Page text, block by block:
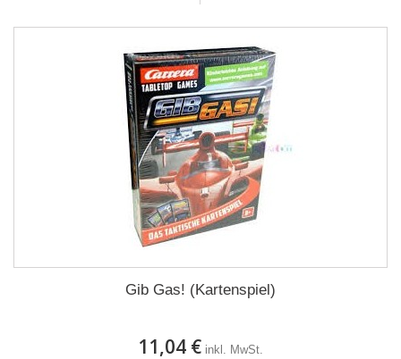
Gib Gas! (Kartenspiel)
11,04 € inkl. MwSt.